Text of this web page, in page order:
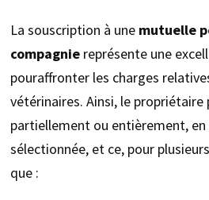
La souscription à une mutuelle
compagnie représente une
pouraffronter les charges
vétérinaires. Ainsi, le
partiellement ou entièrement,
sélectionnée, et ce, pour
que :